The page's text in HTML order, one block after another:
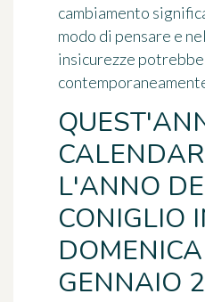
cambiamento
modo di pensare e
insicurezze
L'ANNO
CONIGLIO
GENNAIO